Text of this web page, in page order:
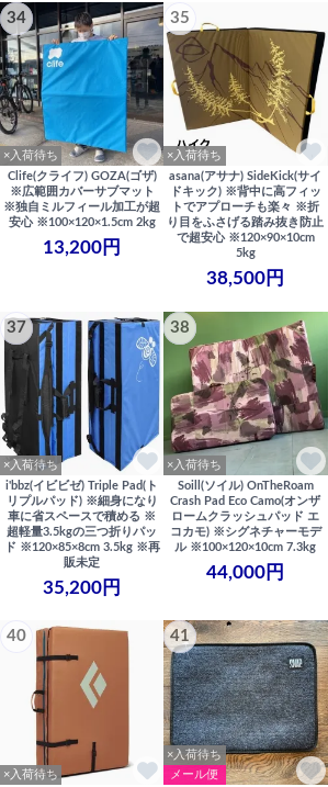
34
×入荷待ち
Clife(クライフ) GOZA(ゴザ)
※広範囲カバーサブマット
※独自ミルフィール加工が超
安心 ※100×120×1.5cm 2kg
13,200円
35
×入荷待ち
asana(アサナ) SideKick(サイ
ドキック) ※背中に高フィッ
トでアプローチも楽々 ※折
り目をふさげる踏み抜き防止
で超安心 ※120×90×10cm
5kg
38,500円
37
×入荷待ち
i'bbz(イビビゼ) Triple Pad(ト
リプルパッド) ※細身になり
車に省スペースで積める ※
超軽量3.5kgの三つ折りパッ
ド ※120×85×8cm 3.5kg ※再
販未定
35,200円
38
×入荷待ち
Soill(ソイル) OnTheRoam
Crash Pad Eco Camo(オンザ
ロームクラッシュパッド エ
コカモ) ※シグネチャーモデ
ル ※100×120×10cm 7.3kg
44,000円
40
×入荷待ち
41
×入荷待ち
メール便